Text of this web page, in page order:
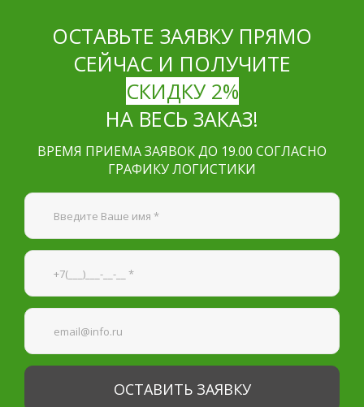
Я согласен наобработку персональных данных
ОСТАВЬТЕ ЗАЯВКУ ПРЯМО
СЕЙЧАС И ПОЛУЧИТЕ
СКИДКУ 2%
НА ВЕСЬ ЗАКАЗ!
ВРЕМЯ ПРИЕМА ЗАЯВОК ДО 19.00 СОГЛАСНО
ГРАФИКУ ЛОГИСТИКИ